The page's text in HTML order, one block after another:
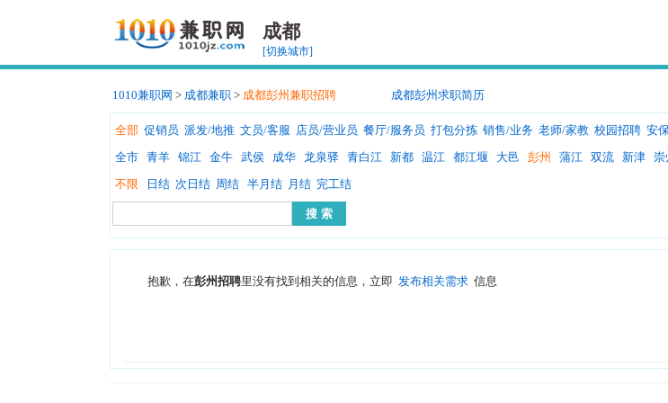
成都
[切换城市]
1010兼职网 > 成都兼职 > 成都彭州兼职招聘 成都彭州求职简历
全部 促销员 派发/地推 文员/客服 店员/营业员 餐厅/服务员 打包分拣 销售/业务 老师/家教 校园招聘 安
全市
青羊 锦江 金牛 武侯 成华 龙泉驿 青白江 新都 温江 都江堰 大邑 彭州 蒲江 双流 新津 崇
不限
日结 次日结 周结 半月结 月结 完工结
抱歉，在彭州招聘里没有找到相关的信息，立即 发布相关需求 信息